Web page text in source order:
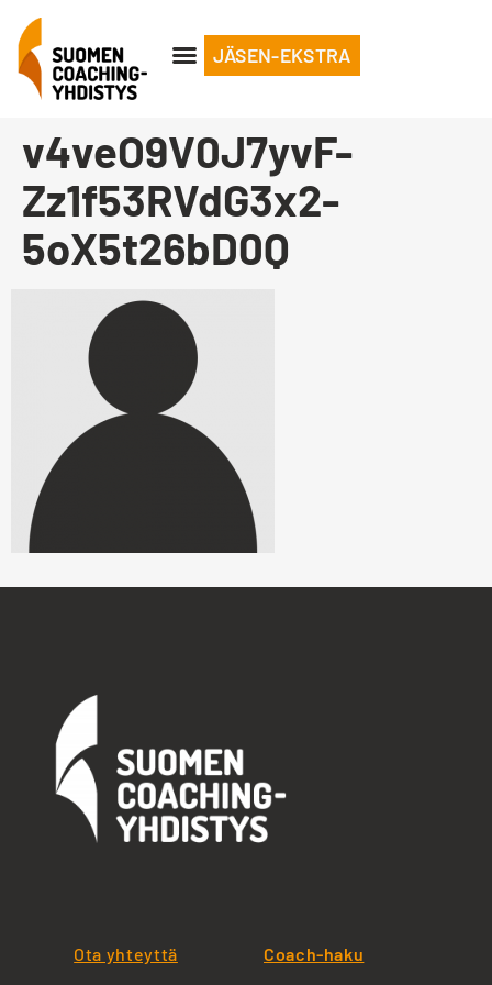
JÄSEN-EKSTRA
v4veO9V0J7yvF-
Zz1f53RVdG3x2-
5oX5t26bD0Q
Ota yhteyttä Coach-haku